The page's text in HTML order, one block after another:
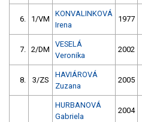
6. 1/VM
KONVALINKOVÁ
Irena
1977
7. 2/DM
VESELÁ
Veronika
2002
8. 3/ZS
HAVIÁROVÁ
Zuzana
2005
HURBANOVÁ
Gabriela
2004